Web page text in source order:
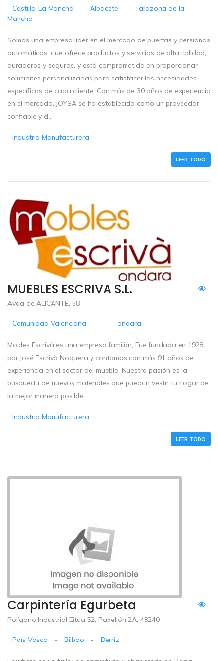
Castilla-La Mancha - Albacete -
Tarazona de la
Mancha
Somos una empresa líder en el mercado de puertas y persianas
automáticas, que ofrece productos y servicios de alta calidad,
duraderos y seguros, y está comprometida en proporcionar
soluciones personalizadas para satisfacer las necesidades
específicas de cada cliente. Con más de 30 años de experiencia
en el mercado, JOYSA se ha establecido como un proveedor
confiable y d...
Industria Manufacturera
LEER TODO
MUEBLES ESCRIVA S.L.
Avda de ALICANTE, 58
Comunidad Valenciana - - ondara
Mobles Escrivà es una empresa familiar, Fue fundada en 1928
por José Escrivà Noguera y contamos con más 91 años de
experiencia en el sector del mueble. Nuestra pasión es la
búsqueda de nuevos materiales que puedan vestir tu hogar de
la mejor manera posible.
Industria Manufacturera
LEER TODO
Carpintería Egurbeta
Polígono Industrial Eitua 52, Pabellón 2A, 48240
País Vasco - Bilbao - Berriz